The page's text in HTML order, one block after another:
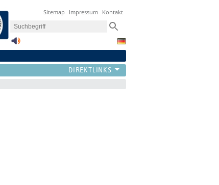
Sitemap Impressum Kontakt